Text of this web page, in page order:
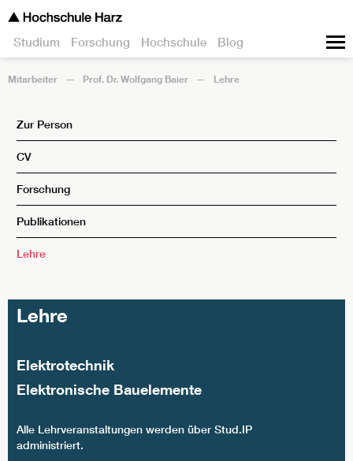
Studium Forschung Hochschule Blog
Mitarbeiter Prof. Dr. Wolfgang Baier Lehre
Zur Person
CV
Forschung
Publikationen
Lehre
Lehre
Elektrotechnik
Elektronische Bauelemente
Alle Lehrveranstaltungen werden über Stud.IP
administriert.